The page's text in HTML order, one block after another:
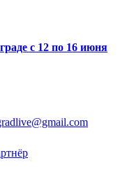
с 12 по 16 июня